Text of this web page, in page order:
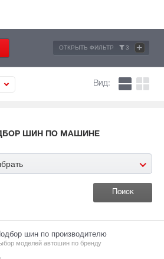
ОТКРЫТЬ ФИЛЬТР 3 +
Вид:
ШИН ПО МАШИНЕ
шин по производителю
моделей автошин по бренду